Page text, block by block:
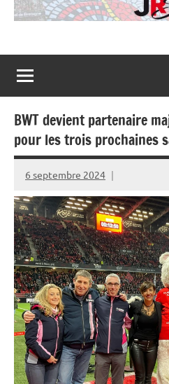
BWT devient partenaire
pour les trois prochaines
6 septembre 2024
Rédaction
JRS